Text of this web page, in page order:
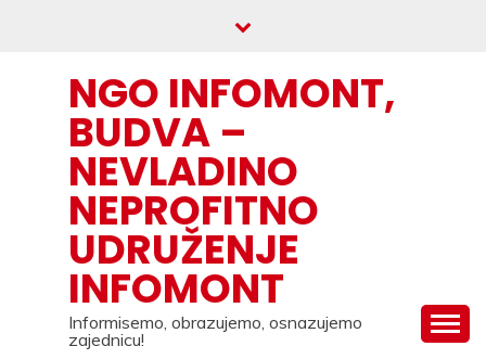
NGO INFOMONT,
BUDVA –
NEVLADINO
NEPROFITNO
UDRUŽENJE
INFOMONT
Informisemo, obrazujemo, osnazujemo
zajednicu!